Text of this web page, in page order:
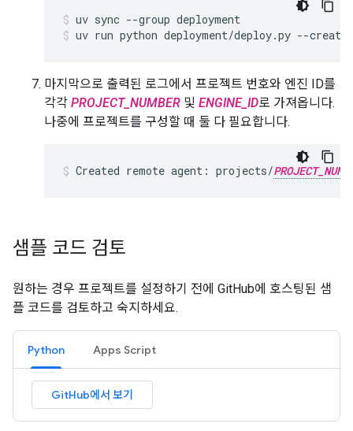
uv sync --group deployment
uv run python deployment/deploy.py --create
마지막으로 출력된 로그에서 프로젝트 번호와 엔진 ID를
각각 PROJECT_NUMBER 및 ENGINE_ID로 가져옵니다.
나중에 프로젝트를 구성할 때 둘 다 필요합니다.
Created remote agent: projects/
샘플 코드 검토
원하는 경우 프로젝트를 설정하기 전에 GitHub에 호스팅된 샘
플 코드를 검토하고 숙지하세요.
Python Apps Script
GitHub에서 보기